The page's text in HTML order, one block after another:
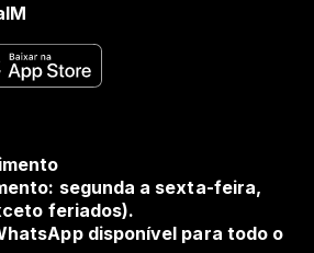
segunda a sexta-feira,
feriados).
disponível para todo o